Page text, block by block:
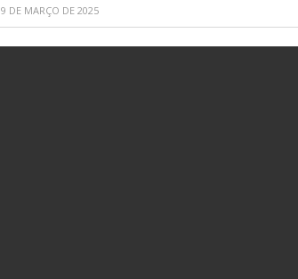
9 DE MARÇO DE 2025